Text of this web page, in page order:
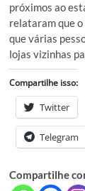
próximos ao
relataram que o
que várias
lojas vizinhas
Compartilhe isso:
Twitter
Telegram
Compartilhe